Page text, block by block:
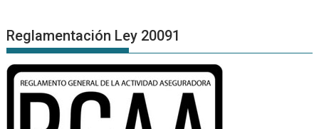
Reglamentación Ley 20091